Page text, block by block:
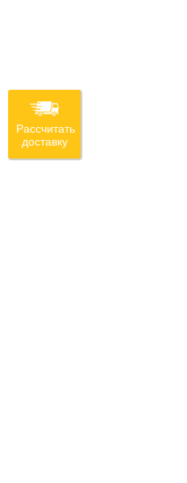
Рассчитать
доставку